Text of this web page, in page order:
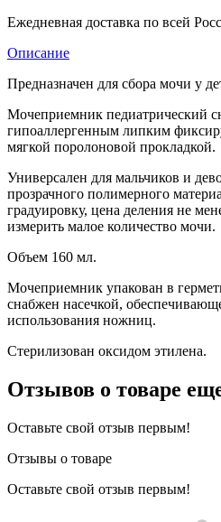
Ежедневная доставка по всей
Описание
Предназначен для сбора мочи у
Мочеприемник педиатрический
гипоаллергенным липким
мягкой поролоновой прокладкой.
Универсален для мальчиков и
прозрачного полимерного
градуировку, цена деления не
измерить малое количество мочи.
Объем 160 мл.
Мочеприемник упакован в
снабжен насечкой,
использования ножниц.
Стерилизован оксидом этилена.
Отзывов о товаре
Оставьте свой отзыв первым!
Отзывы о товаре
Оставьте свой отзыв первым!